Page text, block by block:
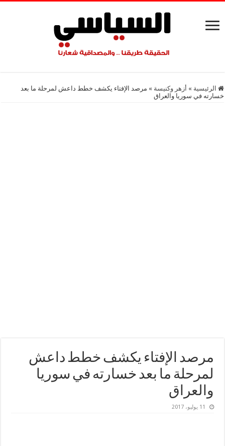
الرئيسية » أزهر وكنيسة » مرصد الإفتاء يكشف خطط داعش لمرحلة ما بعد
خسارته في سوريا والعراق
مرصد الإفتاء يكشف خطط داعش
لمرحلة ما بعد خسارته في سوريا
والعراق
11 يوليو، 2017